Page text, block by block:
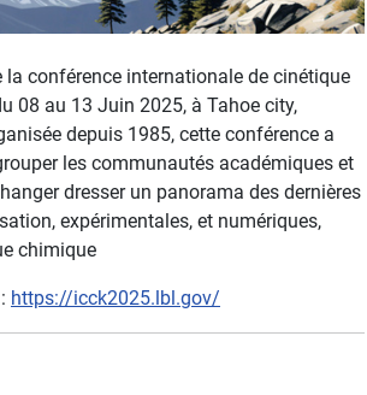
la conférence internationale de cinétique
08 au 13 Juin 2025, à Tahoe city,
depuis 1985, cette conférence a
les communautés académiques et
dresser un panorama des dernières
expérimentales, et numériques,
chimique
https://icck2025.lbl.gov/